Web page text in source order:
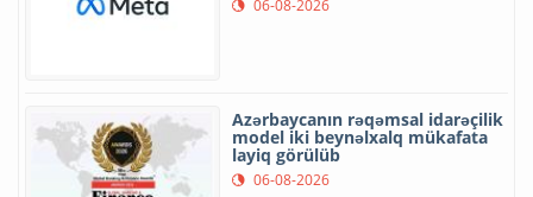
06-08-2026
Azərbaycanın rəqəmsal idarəçilik
model iki beynəlxalq mükafata
layiq görülüb
06-08-2026